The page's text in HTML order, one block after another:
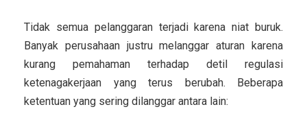
Tidak semua pelanggaran terjadi karena niat buruk.
Banyak perusahaan justru melanggar aturan karena
kurang pemahaman terhadap detil regulasi
ketenagakerjaan yang terus berubah. Beberapa
ketentuan yang sering dilanggar antara lain: